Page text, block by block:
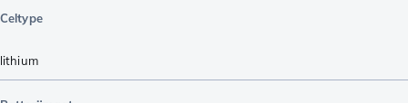
Celtype
lithium